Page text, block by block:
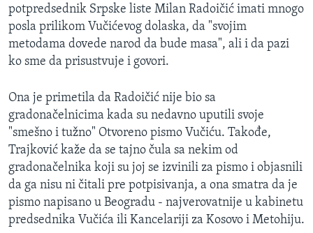
potpredsednik Srpske liste Milan Radoičić imati mnogo
posla prilikom Vučićevog dolaska, da "svojim
metodama dovede narod da bude masa", ali i da pazi
ko sme da prisustvuje i govori.
Ona je primetila da Radoičić nije bio sa
gradonačelnicima kada su nedavno uputili svoje
"smešno i tužno" Otvoreno pismo Vučiću. Takođe,
Trajković kaže da se tajno čula sa nekim od
gradonačelnika koji su joj se izvinili za pismo i objasnili
da ga nisu ni čitali pre potpisivanja, a ona smatra da je
pismo napisano u Beogradu - najverovatnije u kabinetu
predsednika Vučića ili Kancelariji za Kosovo i Metohiju.